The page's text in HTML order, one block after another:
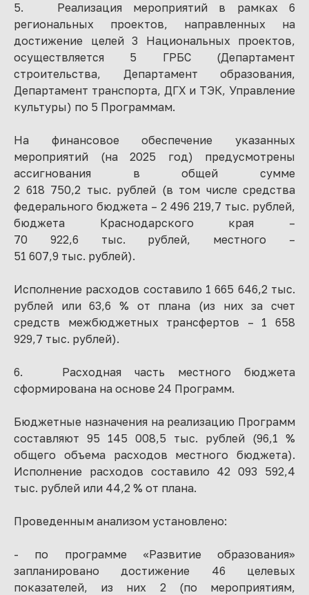
5. Реализация мероприятий в рамках 6
региональных проектов, направленных на
достижение целей 3 Национальных проектов,
осуществляется 5 ГРБС (Департамент
строительства, Департамент образования,
Департамент транспорта, ДГХ и ТЭК, Управление
культуры) по 5 Программам.
На финансовое обеспечение указанных
мероприятий (на 2025 год) предусмотрены
ассигнования в общей сумме
2 618 750,2 тыс. рублей (в том числе средства
федерального бюджета – 2 496 219,7 тыс. рублей,
бюджета Краснодарского края –
70 922,6 тыс. рублей, местного –
51 607,9 тыс. рублей).
Исполнение расходов составило 1 665 646,2 тыс.
рублей или 63,6 % от плана (из них за счет
средств межбюджетных трансфертов – 1 658
929,7 тыс. рублей).
6. Расходная часть местного бюджета
сформирована на основе 24 Программ.
Бюджетные назначения на реализацию Программ
составляют 95 145 008,5 тыс. рублей (96,1 %
общего объема расходов местного бюджета).
Исполнение расходов составило 42 093 592,4
тыс. рублей или 44,2 % от плана.
Проведенным анализом установлено:
- по программе «Развитие образования»
запланировано достижение 46 целевых
показателей, из них 2 (по мероприятиям,